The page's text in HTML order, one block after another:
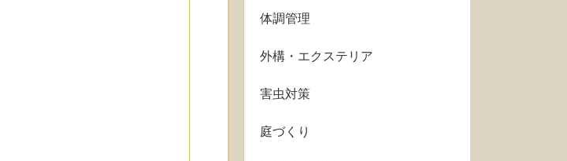
体調管理
外構・エクステリア
害虫対策
庭づくり